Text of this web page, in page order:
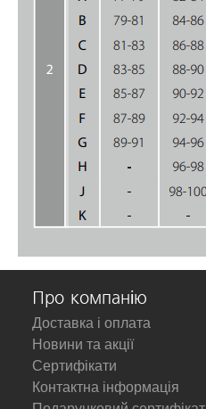
Про компанію
Доставка і оплата
Новини та акції
Сертифікати
Контактна інформація